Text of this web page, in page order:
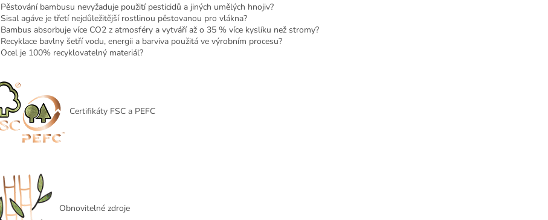
Pěstování bambusu nevyžaduje použití pesticidů a jiných umělých hnojiv?
Sisal agáve je třetí nejdůležitější rostlinou pěstovanou pro vlákna?
Bambus absorbuje více CO2 z atmosféry a vytváří až o 35 % více kyslíku než stromy?
Recyklace bavlny šetří vodu, energii a barviva použitá ve výrobním procesu?
Ocel je 100% recyklovatelný materiál?
Certifikáty FSC a PEFC
Obnovitelné zdroje